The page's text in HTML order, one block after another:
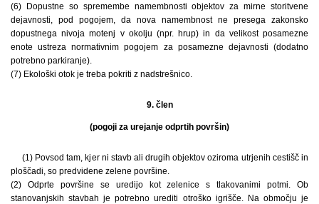
(6) Dopustne so spremembe namembnosti objektov za mirne storitvene
dejavnosti, pod pogojem, da nova namembnost ne presega zakonsko
dopustnega nivoja motenj v okolju (npr. hrup) in da velikost posamezne
enote ustreza normativnim pogojem za posamezne dejavnosti (dodatno
potrebno parkiranje).
(7) Ekološki otok je treba pokriti z nadstrešnico.
9. člen
(pogoji za urejanje odprtih površin)
(1) Povsod tam, kjer ni stavb ali drugih objektov oziroma utrjenih cestišč in
ploščadi, so predvidene zelene površine.
(2) Odprte površine se uredijo kot zelenice s tlakovanimi potmi. Ob
stanovanjskih stavbah je potrebno urediti otroško igrišče. Na območju je